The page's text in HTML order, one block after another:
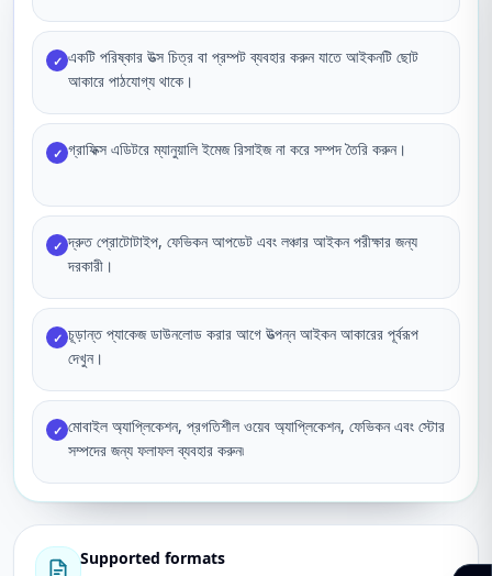
✓ একটি পরিষ্কার উত্স চিত্র বা প্রম্পট ব্যবহার করুন যাতে আইকনটি ছোট
আকারে পাঠযোগ্য থাকে।
✓ গ্রাফিক্স এডিটরে ম্যানুয়ালি ইমেজ রিসাইজ না করে সম্পদ তৈরি করুন।
✓ দ্রুত প্রোটোটাইপ, ফেভিকন আপডেট এবং লঞ্চার আইকন পরীক্ষার জন্য
দরকারী।
✓ চূড়ান্ত প্যাকেজ ডাউনলোড করার আগে উত্পন্ন আইকন আকারের পূর্বরূপ
দেখুন।
✓ মোবাইল অ্যাপ্লিকেশন, প্রগতিশীল ওয়েব অ্যাপ্লিকেশন, ফেভিকন এবং স্টোর
সম্পদের জন্য ফলাফল ব্যবহার করুন৷
Supported formats